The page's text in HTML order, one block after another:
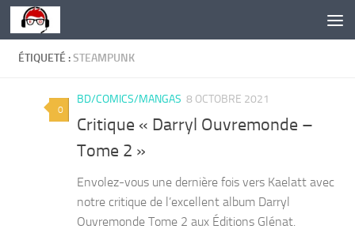
Skip to content
ÉTIQUETÉ :STEAMPUNK
0
BD/COMICS/MANGAS 8 OCTOBRE 2021
Critique « Darryl Ouvremonde –
Tome 2 »
Envolez-vous une dernière fois vers Kaelatt avec
notre critique de l’excellent album Darryl
Ouvremonde Tome 2 aux Éditions Glénat.